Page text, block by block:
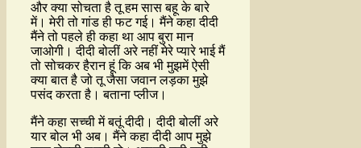
और क्या सोचता है तू हम सास बहू के बारे
में। मेरी तो गांड ही फट गई। मैंने कहा दीदी
मैंने तो पहले ही कहा था आप बुरा मान
जाओगी। दीदी बोलीं अरे नहीं मेरे प्यारे भाई मैं
तो सोचकर हैरान हूं कि अब भी मुझमें ऐसी
क्या बात है जो तू जैसा जवान लड़का मुझे
पसंद करता है। बताना प्लीज।
मैंने कहा सच्ची में बतूं दीदी। दीदी बोलीं अरे
यार बोल भी अब। मैंने कहा दीदी आप मुझे